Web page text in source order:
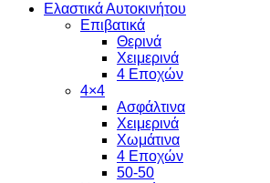
Ελαστικά Αυτοκινήτου
Επιβατικά
Θερινά
Χειμερινά
4 Εποχών
4×4
Ασφάλτινα
Χειμερινά
Χωμάτινα
4 Εποχών
50-50